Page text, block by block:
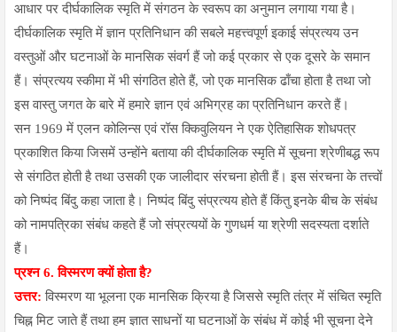
आधार पर दीर्घकालिक स्मृति में संगठन के स्वरूप का अनुमान लगाया गया है।
दीर्घकालिक स्मृति में ज्ञान प्रतिनिधान की सबले महत्त्वपूर्ण इकाई संप्रत्यय उन
वस्तुओं और घटनाओं के मानसिक संवर्ग हैं जो कई प्रकार से एक दूसरे के समान
हैं। संप्रत्यय स्कीमा में भी संगठित होते हैं, जो एक मानसिक ढाँचा होता है तथा जो
इस वास्तु जगत के बारे में हमारे ज्ञान एवं अभिग्रह का प्रतिनिधान करते हैं।
सन 1969 में एलन कोलिन्स एवं रॉस क्किवुलियन ने एक ऐतिहासिक शोधपत्र
प्रकाशित किया जिसमें उन्होंने बताया की दीर्घकालिक स्मृति में सूचना श्रेणीबद्ध रूप
से संगठित होती है तथा उसकी एक जालीदार संरचना होती हैं। इस संरचना के तत्त्वों
को निष्पंद बिंदु कहा जाता है। निष्पंद बिंदु संप्रत्यय होते हैं किंतु इनके बीच के संबंध
को नामपत्रिका संबंध कहते हैं जो संप्रत्ययों के गुणधर्म या श्रेणी सदस्यता दर्शाते
हैं।
प्रश्न 6. विस्मरण क्यों होता है?
उत्तर:विस्मरण या भूलना एक मानसिक क्रिया है जिससे स्मृति तंत्र में संचित स्मृति
चिह्न मिट जाते हैं तथा हम ज्ञात साधनों या घटनाओं के संबंध में कोई भी सूचना देने